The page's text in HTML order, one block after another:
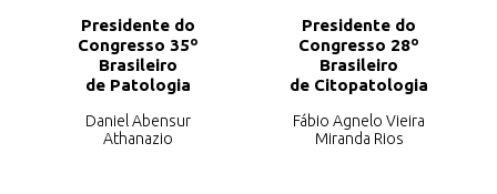
Presidente do
Congresso 35º
Brasileiro
de Patologia
Daniel Abensur
Athanazio
Presidente do
Congresso 28º
Brasileiro
de Citopatologia
Fábio Agnelo Vieira
Miranda Rios